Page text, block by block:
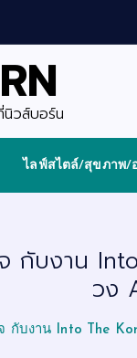
นิวส์บอร์น
ไลฟ์สไตล์/สุขภาพ/
จ กับงาน
วง
กับงาน Into The